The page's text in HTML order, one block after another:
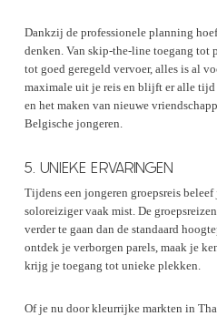
Dankzij de professionele planning
denken. Van skip-the-line toegang tot
tot goed geregeld vervoer, alles is al
maximale uit je reis en blijft er alle
en het maken van nieuwe
Belgische jongeren.
5. UNIEKE ERVARINGEN
Tijdens een jongeren groepsreis
soloreiziger vaak mist. De
verder te gaan dan de standaard
ontdek je verborgen parels, maak je
krijg je toegang tot unieke plekken.
Of je nu door kleurrijke markten in